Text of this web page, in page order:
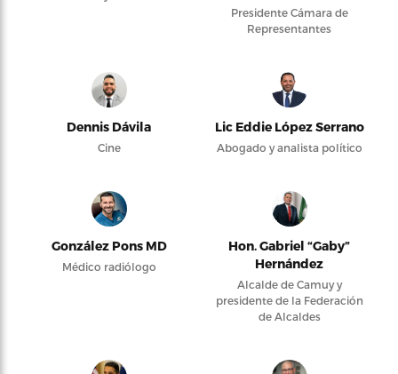
Presidente Cámara de
Representantes
Dennis Dávila
Cine
Lic Eddie López Serrano
Abogado y analista político
González Pons MD
Médico radiólogo
Hon. Gabriel “Gaby”
Hernández
Alcalde de Camuy y
presidente de la Federación
de Alcaldes